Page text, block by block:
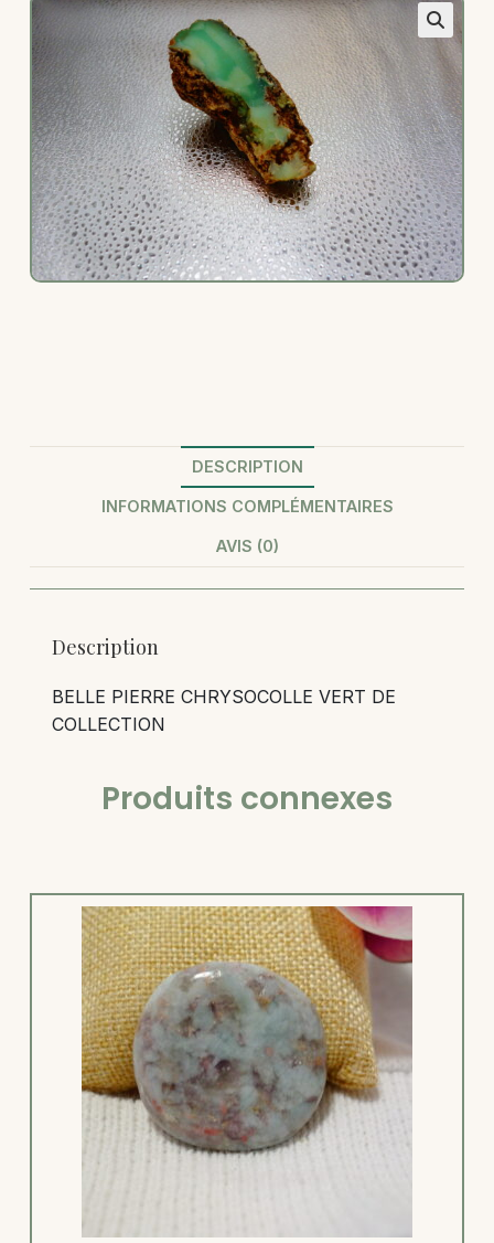
DESCRIPTION
INFORMATIONS COMPLÉMENTAIRES
AVIS (0)
Description
BELLE PIERRE CHRYSOCOLLE VERT DE
COLLECTION
Produits connexes